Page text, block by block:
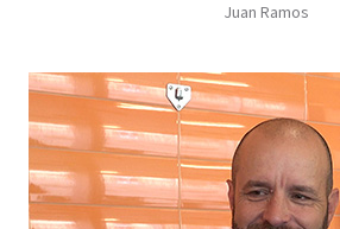
Juan Ramos
Previous